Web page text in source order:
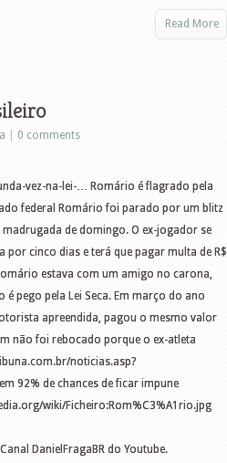
Read More
0 comments
vez-na-lei-… Romário é flagrado pela
federal Romário foi parado por um blitz
de domingo. O ex-jogador se
cinco dias e terá que pagar multa de R$
estava com um amigo no carona,
pego pela Lei Seca. Em março do ano
apreendida, pagou o mesmo valor
não foi rebocado porque o ex-atleta
noticias.asp?
92% de chances de ficar impune
wiki/Ficheiro:Rom%C3%A1rio.jpg
DanielFragaBR do Youtube.